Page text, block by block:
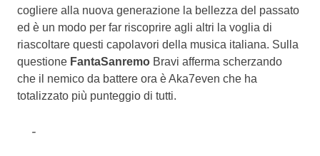
cogliere alla nuova generazione la bellezza del passato
ed è un modo per far riscoprire agli altri la voglia di
riascoltare questi capolavori della musica italiana. Sulla
questione FantaSanremo Bravi afferma scherzando
che il nemico da battere ora è Aka7even che ha
totalizzato più punteggio di tutti.
-